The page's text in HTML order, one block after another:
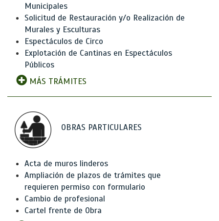
Municipales
Solicitud de Restauración y/o Realización de
Murales y Esculturas
Espectáculos de Circo
Explotación de Cantinas en Espectáculos
Públicos
MÁS TRÁMITES
OBRAS PARTICULARES
Acta de muros linderos
Ampliación de plazos de trámites que
requieren permiso con formulario
Cambio de profesional
Cartel frente de Obra